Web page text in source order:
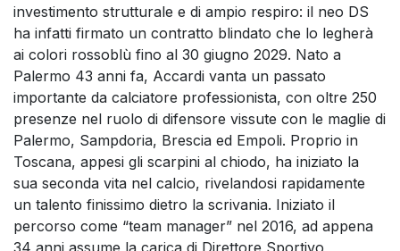
investimento strutturale e di ampio respiro: il neo DS
ha infatti firmato un contratto blindato che lo legherà
ai colori rossoblù fino al 30 giugno 2029. Nato a
Palermo 43 anni fa, Accardi vanta un passato
importante da calciatore professionista, con oltre 250
presenze nel ruolo di difensore vissute con le maglie di
Palermo, Sampdoria, Brescia ed Empoli. Proprio in
Toscana, appesi gli scarpini al chiodo, ha iniziato la
sua seconda vita nel calcio, rivelandosi rapidamente
un talento finissimo dietro la scrivania. Iniziato il
percorso come “team manager” nel 2016, ad appena
34 anni assume la carica di Direttore Sportivo